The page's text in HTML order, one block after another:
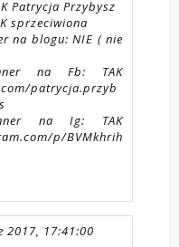
Patrycja Przybysz
sprzeciwiona
na blogu: NIE ( nie
na Fb: TAK
patrycja.przyb
na Ig: TAK
p/BVMkhrih
2017, 17:41:00